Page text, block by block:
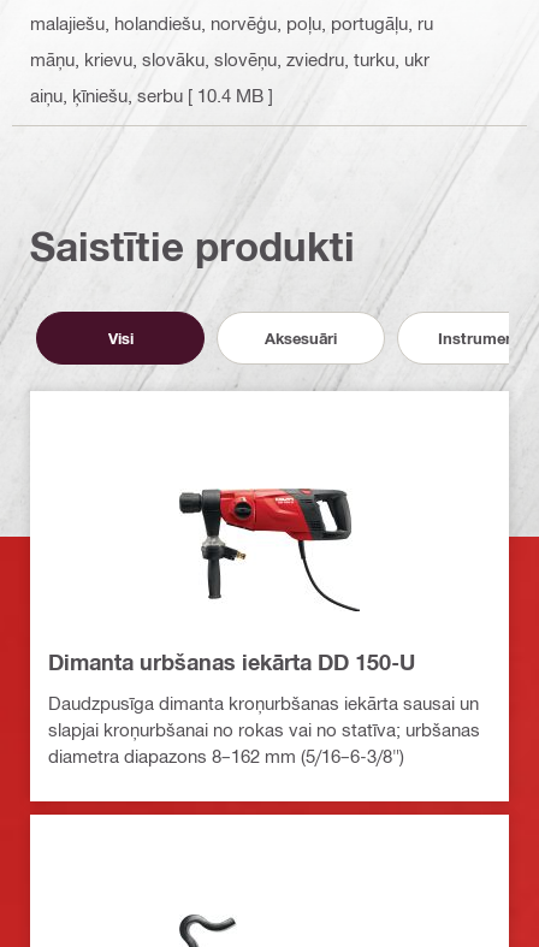
malajiešu, holandiešu, norvēģu, poļu, portugāļu, ru
māņu, krievu, slovāku, slovēņu, zviedru, turku, ukr
aiņu, ķīniešu, serbu [ 10.4 MB ]
Saistītie produkti
Visi Aksesuāri Instrumenti
Dimanta urbšanas iekārta DD 150-U
Daudzpusīga dimanta kroņurbšanas iekārta sausai un
slapjai kroņurbšanai no rokas vai no statīva; urbšanas
diametra diapazons 8–162 mm (5/16–6-3/8")